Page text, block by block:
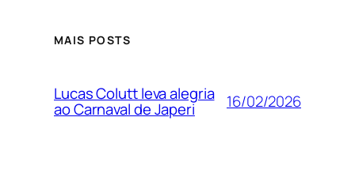
MAIS POSTS
Lucas Colutt leva alegria
ao Carnaval de Japeri 16/02/2026